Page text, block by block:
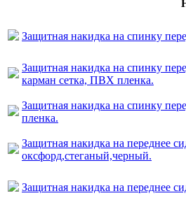
Защитная накидка на спинку
Защитная накидка на спинку
карман сетка, ПВХ пленка.
Защитная накидка на спинку
пленка.
Защитная накидка на переднее
оксфорд,стеганый,черный.
Защитная накидка на переднее